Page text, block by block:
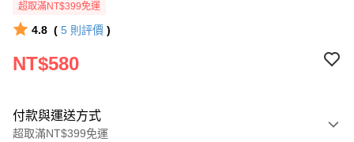
超取滿NT$399免運
4.8 ( 5 則評價 )
NT$580
付款與運送方式
超取滿NT$399免運